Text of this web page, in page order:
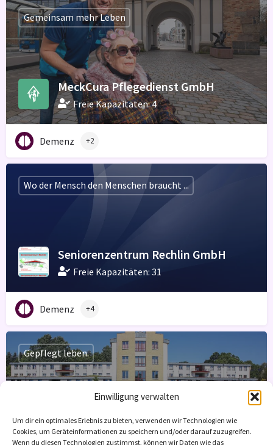
Einwilligung verwalten
Um dir ein optimales Erlebnis zu bieten, verwenden wir Technologien wie
Cookies, um Geräteinformationen zu speichern und/oder darauf zuzugreifen.
Wenn du diesen Technologien zustimmst, können wir Daten wie das
MeckCura Pflegedienst GmbH
Freie Kapazitäten: 4
Gemeinsam mehr Leben
Demenz +2
Seniorenzentrum Rechlin GmbH
Freie Kapazitäten: 31
Wo der Mensch den Menschen braucht ...
Demenz +4
Nikolaiheim
Freie Kapazitäten: 4
Gepflegt leben.